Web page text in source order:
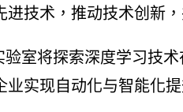
进技术，推动技术创新
室将探索深度学习技
实现自动化与智能化提